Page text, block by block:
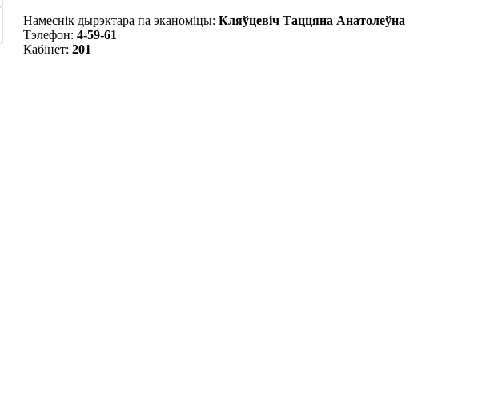
Намеснік дырэктара па эканоміцы: Кляўцевіч Таццяна Анатолеўна
Тэлефон: 4-59-61
Кабінет: 201